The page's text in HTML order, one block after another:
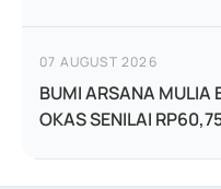
07 AUGUST 2026
BUMI ARSANA MULIA
OKAS SENILAI